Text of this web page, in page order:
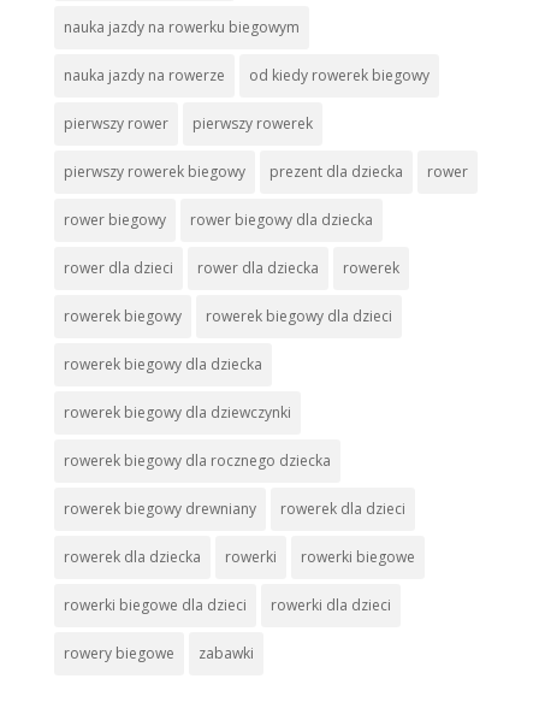
nauka jazdy na rowerku biegowym
nauka jazdy na rowerze od kiedy rowerek biegowy
pierwszy rower pierwszy rowerek
pierwszy rowerek biegowy prezent dla dziecka rower
rower biegowy rower biegowy dla dziecka
rower dla dzieci rower dla dziecka rowerek
rowerek biegowy rowerek biegowy dla dzieci
rowerek biegowy dla dziecka
rowerek biegowy dla dziewczynki
rowerek biegowy dla rocznego dziecka
rowerek biegowy drewniany rowerek dla dzieci
rowerek dla dziecka rowerki rowerki biegowe
rowerki biegowe dla dzieci rowerki dla dzieci
rowery biegowe zabawki